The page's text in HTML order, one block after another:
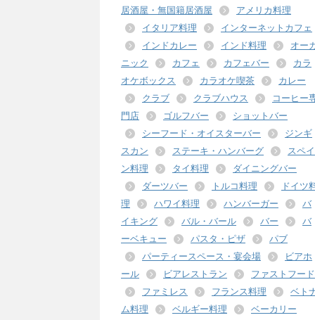
居酒屋・無国籍居酒屋
アメリカ料理
イタリア料理
インターネットカフェ
インドカレー
インド料理
オー
ニック
カフェ カフェバー
カラ
オケボックス
カラオケ喫茶
カレー
クラブ
クラブハウス
コーヒー
門店
ゴルフバー
ショットバー
シーフード・オイスターバー
ジンギ
スカン
ステーキ・ハンバーグ
スペイ
ン料理
タイ料理
ダイニングバー
ダーツバー
トルコ料理
ドイツ
理
ハワイ料理 ハンバーガー
バ
イキング
バル・バール バー
バ
ーベキュー
パスタ・ピザ
パブ
パーティースペース・宴会場
ビアホ
ール
ビアレストラン
ファストフード
ファミレス
フランス料理
ベト
ム料理
ベルギー料理
ベーカリー